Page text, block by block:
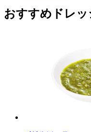
おすすめドレ